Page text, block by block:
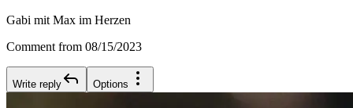
Gabi mit Max im Herzen
Comment from 08/15/2023
Write reply Options